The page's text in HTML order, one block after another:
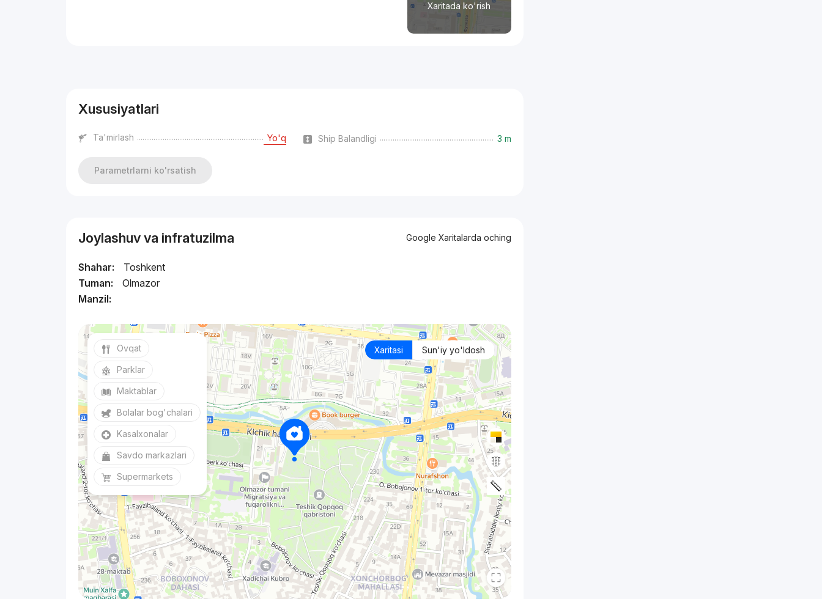
Xaritada ko'rish
Xususiyatlari
Ta'mirlash Yo'q Ship Balandligi 3 m
Parametrlarni ko'rsatish
Joylashuv va infratuzilma Google Xaritalarda oching
Shahar:
Toshkent
Tuman:
Olmazor
Manzil:
Xaritasi Sun'iy yo'ldosh
Ovqat
Parklar
Maktablar
Bolalar bog'chalari
Kasalxonalar
Savdo markazlari
Supermarkets